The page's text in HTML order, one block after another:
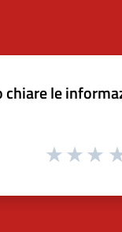
chiare le